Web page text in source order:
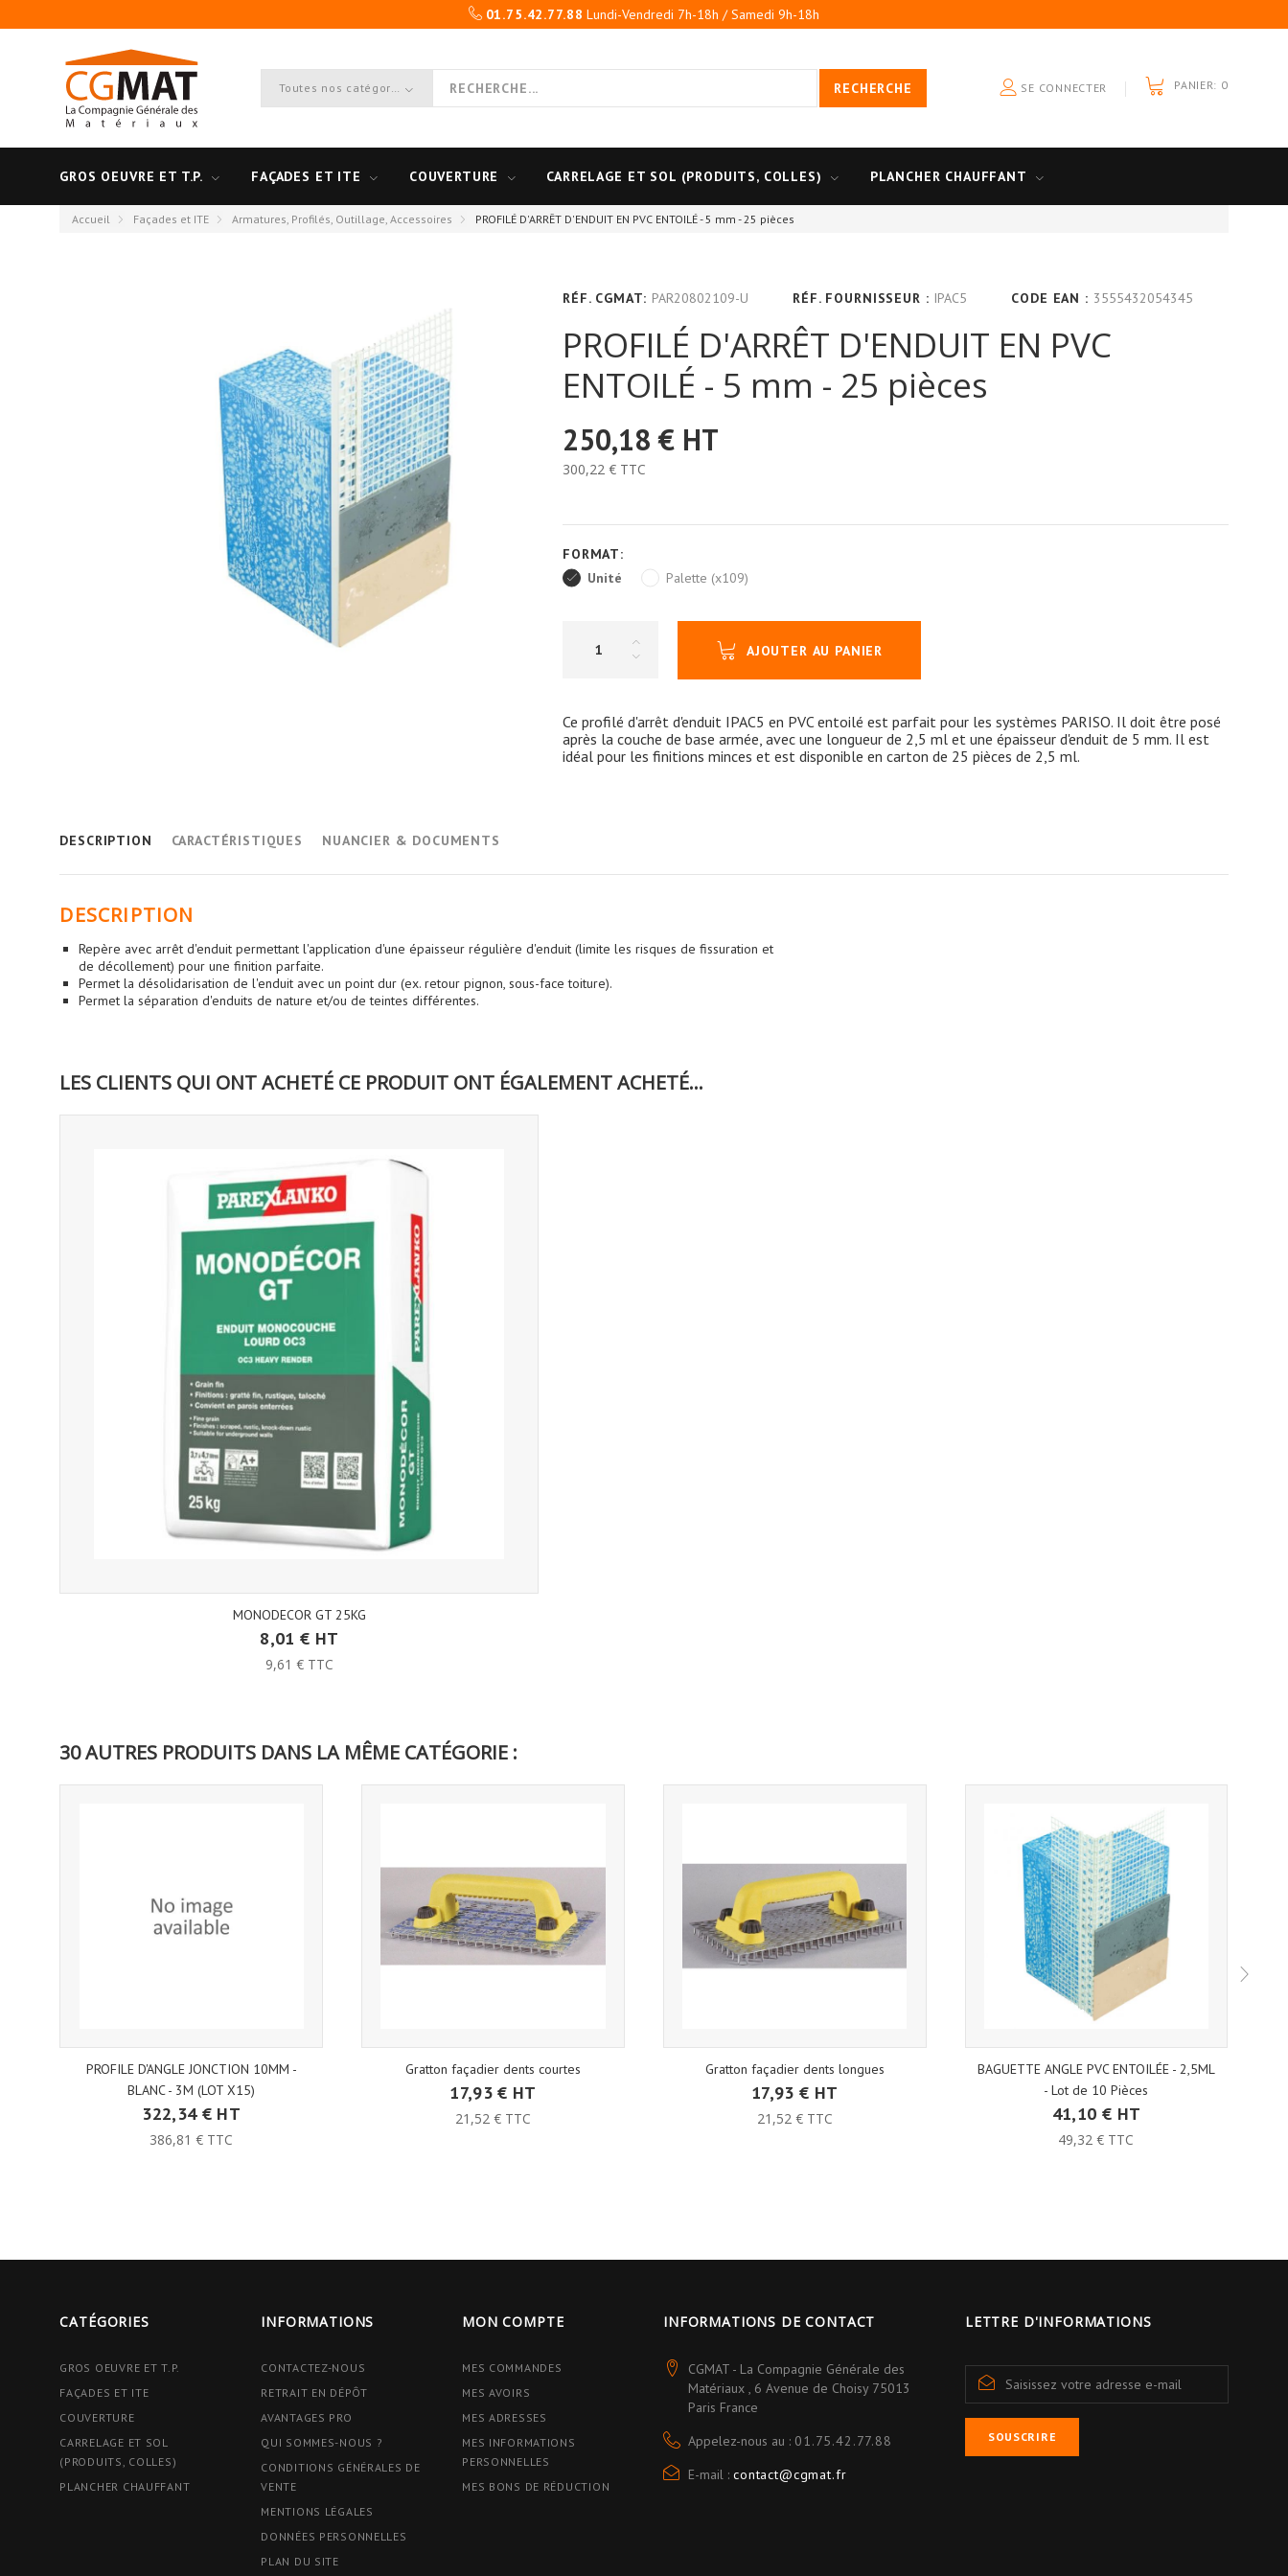
01.75.42.77.88 Lundi-Vendredi 7h-18h / Samedi 9h-18h
Toutes nos catégories RECHERCHE SE CONNECTER PANIER: 0
GROS OEUVRE ET T.P. FAÇADES ET ITE COUVERTURE CARRELAGE ET SOL (PRODUITS, COLLES) PLANCHER CHAUFFANT
Accueil Façades et ITE Armatures, Profilés, Outillage, Accessoires PROFILÉ D'ARRÊT D'ENDUIT EN PVC ENTOILÉ - 5 mm - 25 pièces
RÉF. CGMAT: PAR20802109-U RÉF. FOURNISSEUR : IPAC5 CODE EAN : 3555432054345
PROFILÉ D'ARRÊT D'ENDUIT EN PVC
ENTOILÉ - 5 mm - 25 pièces
250,18 € HT
300,22 € TTC
FORMAT:
Unité
Palette (x109)
AJOUTER AU PANIER
Ce profilé d'arrêt d'enduit IPAC5 en PVC entoilé est parfait pour les systèmes PARISO. Il doit être posé
après la couche de base armée, avec une longueur de 2,5 ml et une épaisseur d'enduit de 5 mm. Il est
idéal pour les finitions minces et est disponible en carton de 25 pièces de 2,5 ml.
DESCRIPTION CARACTÉRISTIQUES NUANCIER & DOCUMENTS
DESCRIPTION
Repère avec arrêt d'enduit permettant l'application d'une épaisseur régulière d'enduit (limite les risques de fissuration et
de décollement) pour une finition parfaite.
Permet la désolidarisation de l'enduit avec un point dur (ex. retour pignon, sous-face toiture).
Permet la séparation d'enduits de nature et/ou de teintes différentes.
LES CLIENTS QUI ONT ACHETÉ CE PRODUIT ONT ÉGALEMENT ACHETÉ...
MONODECOR GT 25KG
8,01 € HT
9,61 € TTC
30 AUTRES PRODUITS DANS LA MÊME CATÉGORIE :
PROFILE D'ANGLE JONCTION 10MM -
BLANC - 3M (LOT X15)
322,34 € HT
386,81 € TTC
Gratton façadier dents courtes
17,93 € HT
21,52 € TTC
Gratton façadier dents longues
17,93 € HT
21,52 € TTC
BAGUETTE ANGLE PVC ENTOILÉE - 2,5ML
- Lot de 10 Pièces
41,10 € HT
49,32 € TTC
CATÉGORIES
GROS OEUVRE ET T.P.
FAÇADES ET ITE
COUVERTURE
CARRELAGE ET SOL
(PRODUITS, COLLES)
PLANCHER CHAUFFANT
INFORMATIONS
CONTACTEZ-NOUS
RETRAIT EN DÉPÔT
AVANTAGES PRO
QUI SOMMES-NOUS ?
CONDITIONS GÉNÉRALES DE
VENTE
MENTIONS LÉGALES
DONNÉES PERSONNELLES
PLAN DU SITE
MON COMPTE
MES COMMANDES
MES AVOIRS
MES ADRESSES
MES INFORMATIONS
PERSONNELLES
MES BONS DE RÉDUCTION
INFORMATIONS DE CONTACT
CGMAT - La Compagnie Générale des
Matériaux , 6 Avenue de Choisy 75013
Paris France
Appelez-nous au : 01.75.42.77.88
E-mail : contact@cgmat.fr
LETTRE D'INFORMATIONS
SOUSCRIRE